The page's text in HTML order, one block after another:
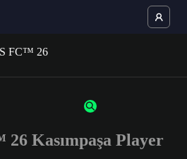
Kasımpaşa Player